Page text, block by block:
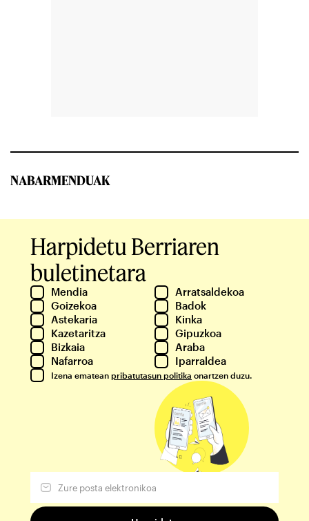
NABARMENDUAK
Harpidetu Berriaren
buletinetara
Mendia
Arratsaldekoa
Goizekoa
Badok
Astekaria
Kinka
Kazetaritza
Gipuzkoa
Bizkaia
Araba
Nafarroa
Iparraldea
Izena ematean pribatutasun politika onartzen duzu.